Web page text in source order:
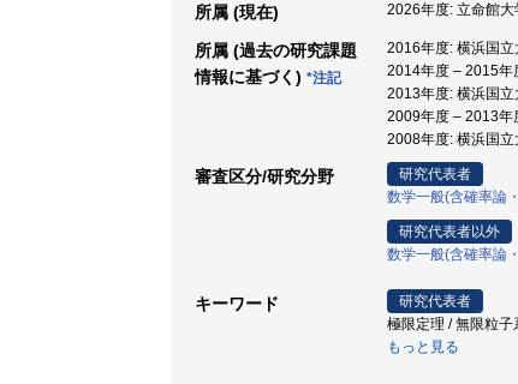
所属 (現在) 2026年度: 立命館
所属 (過去の研究課題
情報に基づく) *注記
2016年度: 横浜国
2014年度 – 2015年
2013年度: 横浜国
2009年度 – 2013年
2008年度: 横浜国
審査区分/研究分野
研究代表者
数学一般(含確率論
研究代表者以外
数学一般(含確率論
キーワード
研究代表者
極限定理 / 無限粒
もっと見る